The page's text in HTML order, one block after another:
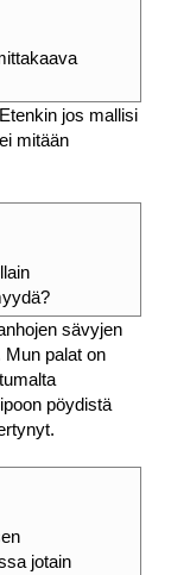
jos mallisi
mitään
sävyjen
palat on
pöydistä
jotain